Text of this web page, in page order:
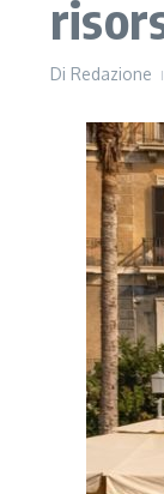
Di Redazione